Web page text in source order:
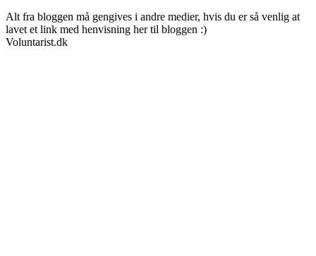
Alt fra bloggen må gengives i andre medier, hvis du er så venlig at
lavet et link med henvisning her til bloggen :)
Voluntarist.dk